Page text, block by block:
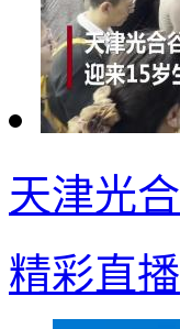
天津光
精彩直播